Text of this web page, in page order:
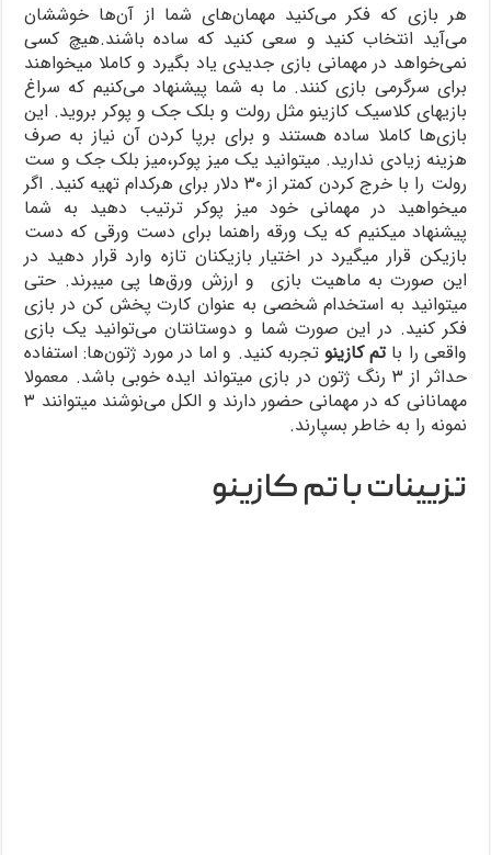
هر بازی که فکر می‌کنید مهمان‌های شما از آن‌ها خوششان
می‌آید انتخاب کنید و سعی کنید که ساده باشند.هیچ کسی
نمی‌خواهد در مهمانی بازی جدیدی یاد بگیرد و کاملا میخواهند
برای سرگرمی بازی کنند. ما به شما پیشنهاد می‌کنیم که سراغ
بازیهای کلاسیک کازینو مثل رولت و بلک جک و پوکر بروید. این
بازی‌ها کاملا ساده هستند و برای برپا کردن آن نیاز به صرف
هزینه زیادی ندارید. میتوانید یک میز پوکر،میز بلک جک و ست
رولت را با خرج کردن کمتر از ۳۰ دلار برای هرکدام تهیه کنید. اگر
میخواهید در مهمانی خود میز پوکر ترتیب دهید به شما
پیشنهاد میکنیم که یک ورقه راهنما برای دست ورقی که دست
بازیکن قرار میگیرد در اختیار بازیکنان تازه وارد قرار دهید در
این صورت به ماهیت بازی و ارزش ورق‌ها پی میبرند. حتی
میتوانید به استخدام شخصی به عنوان کارت پخش کن در بازی
فکر کنید. در این صورت شما و دوستانتان می‌توانید یک بازی
واقعی را باتم کازینو تجربه کنید. و اما در مورد ژتون‌ها: استفاده
حداثر از ۳ رنگ ژتون در بازی میتواند ایده خوبی باشد. معمولا
مهمانانی که در مهمانی حضور دارند و الکل می‌نوشند میتوانند ۳
نمونه را به خاطر بسپارند.
تزیینات با تم کازینو